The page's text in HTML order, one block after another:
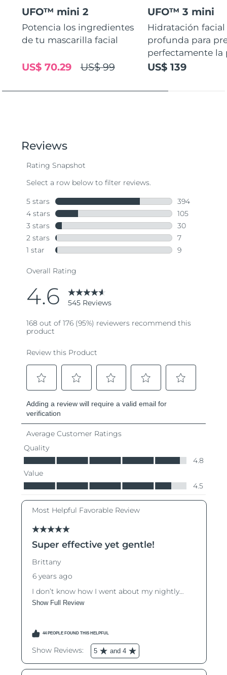
UFO™ mini 2
Potencia los ingredientes
de tu mascarilla facial
US$ 99
US$ 70.29
UFO™ 3 mini
Hidratación facial
profunda para
perfectamente la
US$ 139